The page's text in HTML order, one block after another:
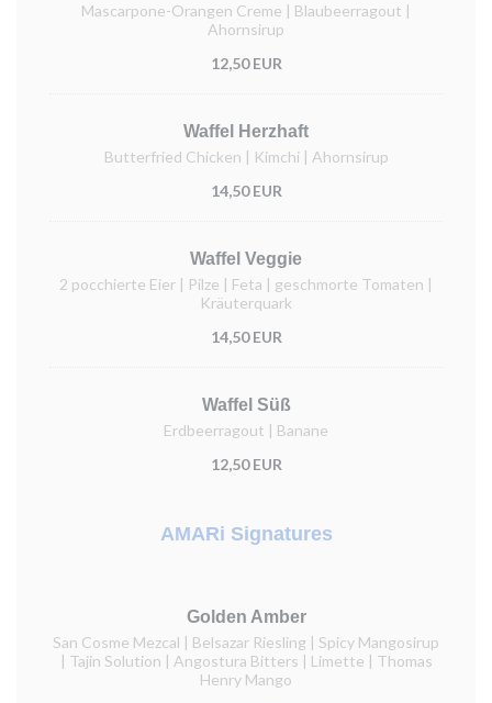
Mascarpone-Orangen Creme | Blaubeerragout |
Ahornsirup
12,50 EUR
Waffel Herzhaft
Butterfried Chicken | Kimchi | Ahornsirup
14,50 EUR
Waffel Veggie
2 pocchierte Eier | Pilze | Feta | geschmorte Tomaten |
Kräuterquark
14,50 EUR
Waffel Süß
Erdbeerragout | Banane
12,50 EUR
AMARi Signatures
Golden Amber
San Cosme Mezcal | Belsazar Riesling | Spicy Mangosirup
| Tajin Solution | Angostura Bitters | Limette | Thomas
Henry Mango